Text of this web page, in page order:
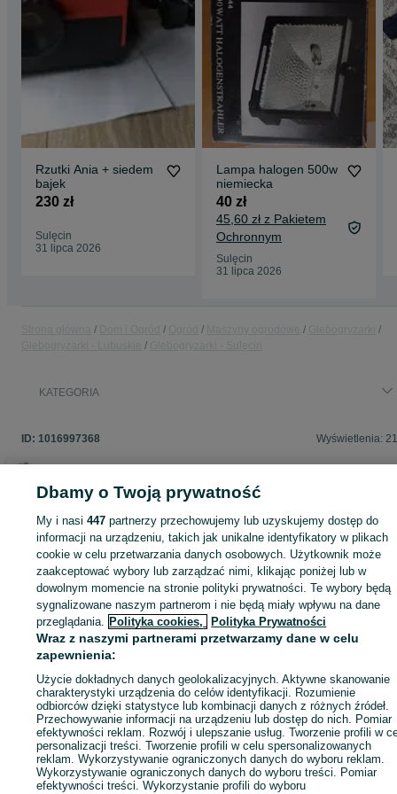
Rzutki Ania + siedem
bajek
230 zł
Sulęcin
31 lipca 2026
Lampa halogen 500w
niemiecka
40 zł
45,60 zł z Pakietem
Ochronnym
Sulęcin
31 lipca 2026
KATEGORIA
ID: 1016997368 Wyświetlenia:
Zaloguj się lub załóż konto na OLX, aby skontaktować się z
sprzedającym
Zaloguj się / Załóż konto
Zadzwoń / SMS Wyślij wiadomość
Dbamy o Twoją prywatność
My i nasi447 partnerzy przechowujemy lub uzyskujemy dostęp do
informacji na urządzeniu, takich jak unikalne identyfikatory w plikach
cookie w celu przetwarzania danych osobowych. Użytkownik może
zaakceptować wybory lub zarządzać nimi, klikając poniżej lub w
dowolnym momencie na stronie polityki prywatności. Te wybory będą
sygnalizowane naszym partnerom i nie będą miały wpływu na dane
przeglądania. Polityka cookies, Polityka Prywatności
Wraz z naszymi partnerami przetwarzamy dane w celu
zapewnienia:
Użycie dokładnych danych geolokalizacyjnych. Aktywne skanowanie
charakterystyki urządzenia do celów identyfikacji. Rozumienie
odbiorców dzięki statystyce lub kombinacji danych z różnych źródeł.
Przechowywanie informacji na urządzeniu lub dostęp do nich. Pomiar
efektywności reklam. Rozwój i ulepszanie usług. Tworzenie profili w
personalizacji treści. Tworzenie profili w celu spersonalizowanych
reklam. Wykorzystywanie ograniczonych danych do wyboru reklam.
Wykorzystywanie ograniczonych danych do wyboru treści. Pomiar
efektywności treści. Wykorzystanie profili do wyboru